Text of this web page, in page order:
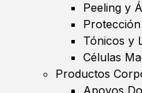
Peeling y
Tónicos y
Células
Productos